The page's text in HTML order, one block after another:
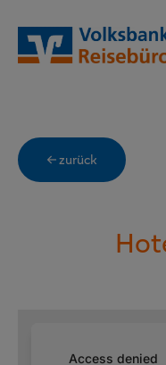
← zurück